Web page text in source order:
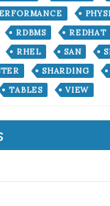
RDBMS
REDHAT
RHEL SAN
SHARDING
TABLES VIEW